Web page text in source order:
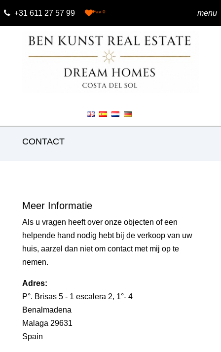
+31 611 27 57 99 Fav 0 menu
CONTACT
Meer Informatie
Als u vragen heeft over onze objecten of een
helpende hand nodig hebt bij de verkoop van uw
huis, aarzel dan niet om contact met mij op te
nemen.
Adres:
P°. Brisas 5 - 1 escalera 2, 1°- 4
Benalmadena
Malaga 29631
Spain